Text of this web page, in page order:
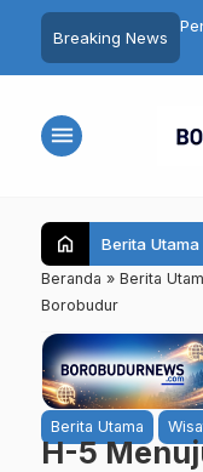
Breaking News
Magelang Masuk
Usai Santap MBG,
menu
home Berita Utama
Beranda » Berita
Borobudur
Berita Utama
H-5